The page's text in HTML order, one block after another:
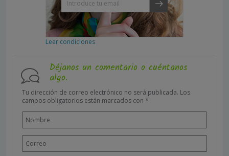
Leer condiciones
Déjanos un comentario o cuéntanos
algo.
Tu dirección de correo electrónico no será publicada. Los
campos obligatorios están marcados con *